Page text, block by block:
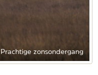
Prachtige zonsondergang